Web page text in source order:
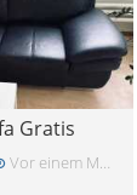
Gratis
Vor einem Monat